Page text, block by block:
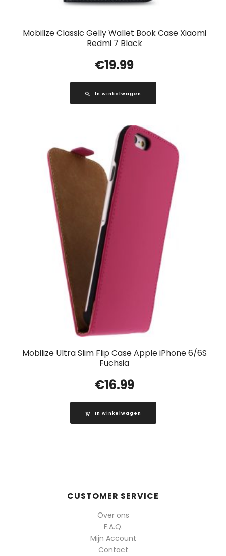
Mobilize Classic Gelly Wallet Book Case Xiaomi
Redmi 7 Black
€19.99
In winkelwagen
Mobilize Ultra Slim Flip Case Apple iPhone 6/6S
Fuchsia
€16.99
In winkelwagen
CUSTOMER SERVICE
Over ons
F.A.Q.
Mijn Account
Contact